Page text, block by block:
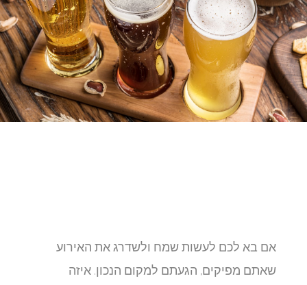
אם בא לכם לעשות שמח ולשדרג את האירוע
שאתם מפיקים, הגעתם למקום הנכון. איזה